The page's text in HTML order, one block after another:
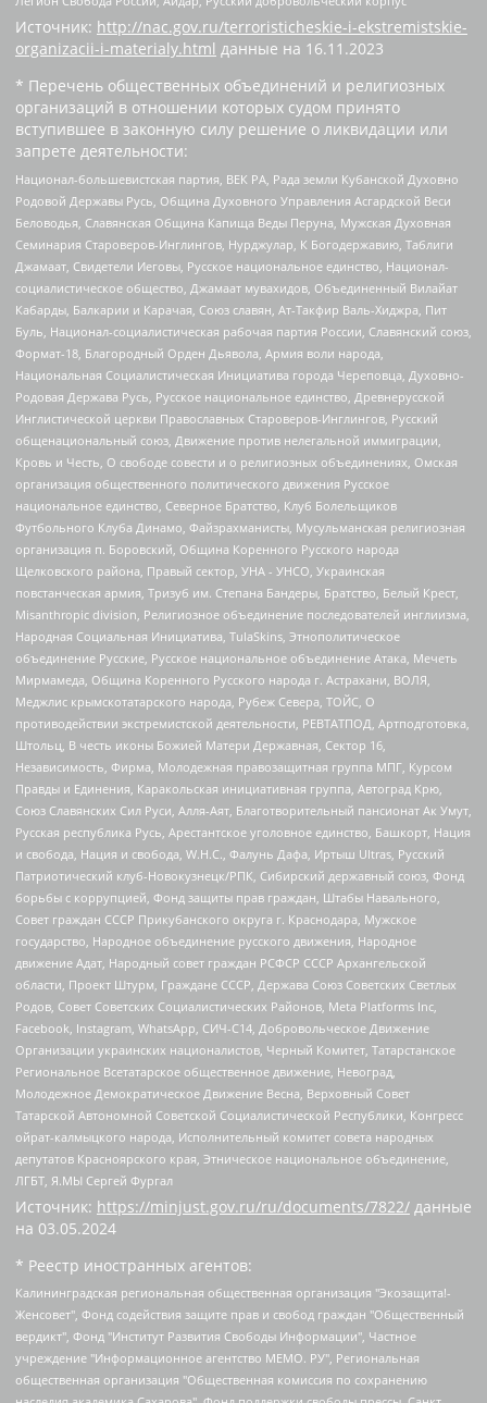
Источник: http://nac.gov.ru/terroristicheskie-i-ekstremistskie-
organizacii-i-materialy.html данные на 16.11.2023
* Перечень общественных объединений и религиозных
организаций в отношении которых судом принято
вступившее в законную силу решение о ликвидации или
запрете деятельности:
Национал-большевистская партия, ВЕК РА, Рада земли Кубанской Духовно
Родовой Державы Русь, Община Духовного Управления Асгардской Веси
Беловодья, Славянская Община Капища Веды Перуна, Мужская Духовная
Семинария Староверов-Инглингов, Нурджулар, К Богодержавию, Таблиги
Джамаат, Свидетели Иеговы, Русское национальное единство, Национал-
социалистическое общество, Джамаат мувахидов, Объединенный Вилайат
Кабарды, Балкарии и Карачая, Союз славян, Ат-Такфир Валь-Хиджра, Пит
Буль, Национал-социалистическая рабочая партия России, Славянский союз,
Формат-18, Благородный Орден Дьявола, Армия воли народа,
Национальная Социалистическая Инициатива города Череповца, Духовно-
Родовая Держава Русь, Русское национальное единство, Древнерусской
Инглистической церкви Православных Староверов-Инглингов, Русский
общенациональный союз, Движение против нелегальной иммиграции,
Кровь и Честь, О свободе совести и о религиозных объединениях, Омская
организация общественного политического движения Русское
национальное единство, Северное Братство, Клуб Болельщиков
Футбольного Клуба Динамо, Файзрахманисты, Мусульманская религиозная
организация п. Боровский, Община Коренного Русского народа
Щелковского района, Правый сектор, УНА - УНСО, Украинская
повстанческая армия, Тризуб им. Степана Бандеры, Братство, Белый Крест,
Misanthropic division, Религиозное объединение последователей инглиизма,
Народная Социальная Инициатива, TulaSkins, Этнополитическое
объединение Русские, Русское национальное объединение Атака, Мечеть
Мирмамеда, Община Коренного Русского народа г. Астрахани, ВОЛЯ,
Меджлис крымскотатарского народа, Рубеж Севера, ТОЙС, О
противодействии экстремистской деятельности, РЕВТАТПОД, Артподготовка,
Штольц, В честь иконы Божией Матери Державная, Сектор 16,
Независимость, Фирма, Молодежная правозащитная группа МПГ, Курсом
Правды и Единения, Каракольская инициативная группа, Автоград Крю,
Союз Славянских Сил Руси, Алля-Аят, Благотворительный пансионат Ак Умут,
Русская республика Русь, Арестантское уголовное единство, Башкорт, Нация
и свобода, Нация и свобода, W.H.С., Фалунь Дафа, Иртыш Ultras, Русский
Патриотический клуб-Новокузнецк/РПК, Сибирский державный союз, Фонд
борьбы с коррупцией, Фонд защиты прав граждан, Штабы Навального,
Совет граждан СССР Прикубанского округа г. Краснодара, Мужское
государство, Народное объединение русского движения, Народное
движение Адат, Народный совет граждан РСФСР СССР Архангельской
области, Проект Штурм, Граждане СССР, Держава Союз Советских Светлых
Родов, Совет Советских Социалистических Районов, Meta Platforms Inc,
Facebook, Instagram, WhatsApp, СИЧ-С14, Добровольческое Движение
Организации украинских националистов, Черный Комитет, Татарстанское
Региональное Всетатарское общественное движение, Невоград,
Молодежное Демократическое Движение Весна, Верховный Совет
Татарской Автономной Советской Социалистической Республики, Конгресс
ойрат-калмыцкого народа, Исполнительный комитет совета народных
депутатов Красноярского края, Этническое национальное объединение,
ЛГБТ, Я.МЫ Сергей Фургал
Источник: https://minjust.gov.ru/ru/documents/7822/ данные
на 03.05.2024
* Реестр иностранных агентов:
Калининградская региональная общественная организация "Экозащита!-Женсовет", Фонд содействия защите прав и свобод граждан "Общественный вердикт", Фонд "Институт Развития Свободы Информации", Частное учреждение "Информационное агентство МЕМО. РУ", Региональная общественная организация "Общественная комиссия по сохранению наследия академика Сахарова", Фонд поддержки свободы прессы, Санкт-Петербургская общественная правозащитная организация "Гражданский контроль", Межрегиональная общественная организация "Информационно-просветительский центр "Мемориал", Региональный Фонд "Центр Защиты Прав Средств Массовой Информации", с 05.12.2023 Фонд "Центр Защиты Прав Средств массовой информации", Региональная общественная благотворительная организация помощи беженцам и мигрантам "Гражданское содействие", Негосударственное образовательное учреждение дополнительного профессионального образования (повышение квалификации) специалистов "АКАДЕМИЯ ПО ПРАВАМ ЧЕЛОВЕКА", Свердловская региональная общественная организация "Сутяжник", Автономная некоммерческая организация "Центр независимых социологических исследований", Союз общественных объединений "Российский исследовательский центр по правам человека", Региональное общественное учреждение научно-информационный центр "МЕМОРИАЛ", Некоммерческая организация "Фонд защиты гласности", Автономная некоммерческая организация "Институт прав человека", Городская общественная организация "Екатеринбургское общество "МЕМОРИАЛ", Городская общественная организация "Рязанское историко-просветительское и правозащитное общество "Мемориал" (Рязанский Мемориал), Челябинский региональный орган общественной самодеятельности – женское общественное объединение "Женщины Евразии", Челябинский региональный орган общественной самодеятельности "Уральская правозащитная группа", Фонд содействия защите здоровья и социальной справедливости имени Андрея Рылькова, Автономная Некоммерческая Организация "Аналитический Центр Юрия Левады", Автономная некоммерческая организация социальной поддержки населения "Проект Апрель", Региональная общественная организация помощи женщинам и детям, находящимся в кризисной ситуации "Информационно-методический центр "Анна", Фонд содействия развитию массовых коммуникаций и правовому просвещению "Так-так-Так", Фонд содействия устойчивому развитию "Серебряная тайга", Свердловский региональный общественный фонд социальных проектов "Новое время", "Idel.Реалии", Кавказ.Реалии, Крым.Реалии, Телеканал Настоящее Время, Татаро-башкирская служба Радио Свобода (Azatliq Radiosi), Радио Свободная Европа/Радио Свобода (PCE/PC), "Сибирь.Реалии", "Фактограф", Благотворительный фонд помощи осужденным и их семьям, Автономная некоммерческая организация "Институт глобализации и социальных движений", Фонд "В защиту прав заключенных", Частное учреждение "Центр поддержки и содействия развитию средств массовой информации", Пензенский региональный общественный благотворительный фонд "Гражданский союз", "Север.Реалии", Некоммерческая организация Фонд "Правовая инициатива", Общество с ограниченной ответственностью "Радио Свободная Европа/Радио Свобода", Чешское информационное агентство "MEDIUM-ORIENT", Красноярская региональная общественная организация "Мы против СПИДа", Камалягин Денис Николаевич, Маркелов Сергей Евгеньевич, Пономарев Лев Александрович, Савицкая Людмила Алексеевна, Автономная некоммерческая организация "Центр по работе с проблемой насилия "НАСИЛИЮ.НЕТ", Межрегиональный профессиональный союз работников здравоохранения "Альянс врачей", Юридическое лицо, зарегистрированное в Латвийской Республике, SIA "Medusa Project" (регистрационный номер 40103797863, дата регистрации 10.06.2014), Некоммерческая организация "Фонд по борьбе с коррупцией", Автономная некоммерческая организация "Институт права и публичной политики", Баданин Роман Сергеевич, Гликин Максим Александрович, Железнова Мария Михайловна, Лукьянова Юлия Сергеевна, Маетная Елизавета Витальевна, Маняхин Петр Борисович, Чуракова Ольга Владимировна, Ярош Юлия Петровна, Юридическое лицо "The Insider SIA", зарегистрированное в Риге, Латвийская Республика (дата регистрации 26.06.2015), являющееся администратором доменного имени интернет-издания "The Insider SIA", https://theins.ru, Постернак Алексей Евгеньевич, Рубин Михаил Аркадьевич, Анин Роман Александрович, Юридическое лицо Istories fonds, зарегистрированное в Латвийской Республике (регистрационный номер 50008295751, дата регистрации 24.02.2020), Великовский Дмитрий Александрович, Долинина Ирина Николаевна, Мароховская Алеся Алексеевна, Шлейнов Роман Юрьевич, Шмагун Олеся Валентиновна, Общество с ограниченной ответственностью "Альтаир 2021", Общество с ограниченной ответственностью "Вега 2021", Общество с ограниченной ответственностью "Главный редактор 2021", Общество с ограниченной ответственностью "Ромашки монолит", Важенков Артем Валерьевич, Ивановская областная общественная организация "Центр гендерных исследований", Гурман Юрий Альбертович, Медиапроект "ОВД-Инфо", Егоров Владимир Владимирович, Жилинский Владимир Александрович, Общество с ограниченной ответственностью "ЗП", Иванова София Юрьевна, Карезина Инна Павловна, Кильтау Екатерина Викторовна, Петров Алексей Викторович, Пискунов Сергей Евгеньевич, Смирнов Сергей Сергеевич, Тихонов Михаил Сергеевич, Общество с ограниченной ответственностью "ЖУРНАЛИСТ-ИНОСТРАННЫЙ АГЕНТ", Арапова Галина Юрьевна, Вольтская Татьяна Анатольевна, Американская компания "Mason G.E.S. Anonymous Foundation" (США), являющаяся владельцем интернет-издания https://mnews.world/, Компания "Stichting Bellingcat", зарегистрированная в Нидерландах (дата регистрации 11.07.2018), Захаров Андрей Вячеславович, Клепиковская Екатерина Дмитриевна, Общество с ограниченной ответственностью "МЕМО", Перл Роман Александрович, Симонов Евгений Алексеевич, Соловьева Елена Анатольевна, Сотников Даниил Владимирович, Сурначева Елизавета Дмитриевна, Автономная некоммерческая организация по защите прав человека и информированию населения "Якутия – Наше Мнение", Общество с ограниченной ответственностью "Москоу диджитал медиа", с 26.01.2023 Общество с ограниченной ответственностью "Чайка Белые сады", Ветошкина Валерия Валерьевна, Заговора Максим Александрович, Межрегиональное общественное движение "Российская ЛГБТ - сеть", Оленичев Максим Владимирович, Павлов Иван Юрьевич, Скворцова Елена Сергеевна, Общество с ограниченной ответственностью "Как бы инагент", Кочетков Игорь Викторович, Общество с ограниченной ответственностью "Честные выборы", Еланчик Олег Александрович, Общество с ограниченной ответственностью "Нобелевский призыв", Гималова Регина Эмилевна, Григорьев Андрей Валерьевич, Григорьева Алина Александровна, Ассоциация по содействию защите прав призывников, альтернативнослужащих и военнослужащих "Правозащитная группа "Гражданин.Армия.Право", Хисамова Регина Фаритовна, Автономная некоммерческая организация по реализации социально-правовых программ "Лилит", Дальневосточное общественное движение "Маяк", Санкт-Петербургская ЛГБТ-инициативная группа "Выход", Инициативная группа ЛГБТ+ "Реверс", Алексеев Андрей Викторович, Бекбулатова Таисия Львовна, Беляев Иван Михайлович, Владыкина Елена Сергеевна, Гельман Марат Александрович, Никульшина Вероника Юрьевна, Толоконникова Надежда Андреевна, Шендерович Виктор Анатольевич, Общество с ограниченной ответственностью "Данное сообщение", Общество с ограниченной ответственностью Издательский дом "Новая глава", Айнбиндер Александра Александровна, Московский комьюнити-центр для ЛГБТ+инициатив, Благотворительный фонд развития филантропии, Deutsche Welle (Германия, Kurt-Schumacher-Strasse 3, 53113 Bonn), Борзунова Мария Михайловна, Воробьев Виктор Викторович, Голубева Анна Львовна, Константинова Алла Михайловна, Малкова Ирина Владимировна, Мурадов Мурад Абдулгалимович, Осетинская Елизавета Николаевна, Понасенков Евгений Николаевич, Ганапольский Матвей Юрьевич, Киселев Евгений Алексеевич, Борухович Ирина Григорьевна, Дремин Иван Тимофеевич, Дубровский Дмитрий Викторович, Красноярская региональная общественная организация поддержки и развития альтернативных образовательных технологий и межкультурных коммуникаций "ИНТЕРРА", Маяковская Екатерина Алексеевна, Фейгин Марк Захарович, Филимонов Андрей Викторович, Дзугкоева Регина Николаевна, Доброхотов Роман Александрович, Дудь Юрий Александрович, Елкин Сергей Владимирович, Кругликов Кирилл Игоревич, Сабунаева Мария Леонидовна, Семенов Алексей Владимирович, Шаинян Карен Багратович, Шульман Екатерина Михайловна, Асафьев Артур Валерьевич, Вахштайн Виктор Семенович, Венедиктов Алексей Алексеевич, Лушникова Екатерина Евгеньевна, Волков Леонид Михайлович, Невзоров Александр Глебович, Пархоменко Сергей Борисович, Сироткин Ярослав Николаевич, Кара-Мурза Владимир Владимирович, Баранова Наталья Владимировна, Гозман Леонид Яковлевич, Кагарлицкий Борис Юльевич, Климарев Михаил Валерьевич, Милов Владимир Станиславович, Автономная некоммерческая организация Краснодарский центр современного искусства "Типография", Моргенштерн Алишер Тагирович, Соболь Любовь Эдуардовна, Общество с ограниченной ответственностью "ЛИЗА НОРМ", Каспаров Гарри Кимович, Ходорковский Михаил Борисович, Общество с ограниченной ответственностью "Апрельские тезисы", Данилович Ирина Брониславовна, Кашин Олег Владимирович, Петров Николай Владимирович, Пивоваров Алексей Владимирович, Соколов Михаил Владимирович, Цветкова Юлия Владимировна, Чичваркин Евгений Александрович, Комитет против пыток/Команда против пыток, Общество с ограниченной ответственностью "Первый научный", Общество с ограниченной ответственностью "Вертолет и ко", Белоцерковская Вероника Борисовна, Кац Максим Евгеньевич, Лазарева Татьяна Юрьевна, Шаведдинов Руслан Табризович, Яшин Илья Валерьевич, Общество с ограниченной ответственностью "Иноагент ААВ", Алешковский Дмитрий Петрович, Альбац Евгения Марковна, Быков Дмитрий Львович, Галямина Юлия Евгеньевна, Лойко Сергей Леонидович, Мартынов Кирилл Константинович, Медведев Сергей Александрович, Крашенинников Федор Геннадиевич, Гордеева Катерина Вл